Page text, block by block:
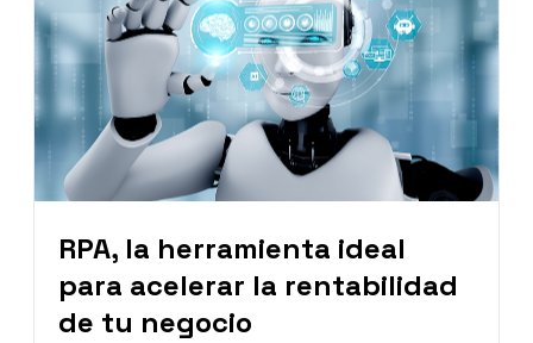
RPA, la herramienta ideal
para acelerar la rentabilidad
de tu negocio